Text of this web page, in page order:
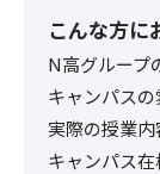
こんな方に
N高グループ
キャンパス
実際の授業
キャンパス